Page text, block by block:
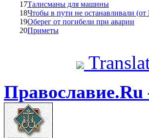
17Талисманы для машины
18Чтобы в пути не останавливали
19Оберег от погибели при аварии
20Приметы